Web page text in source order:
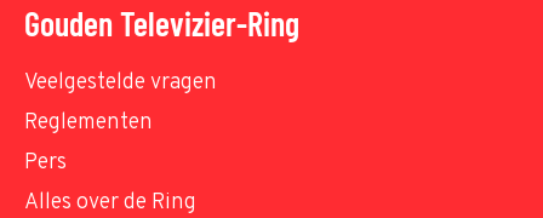
Gouden Televizier-Ring
Veelgestelde vragen
Reglementen
Pers
Alles over de Ring